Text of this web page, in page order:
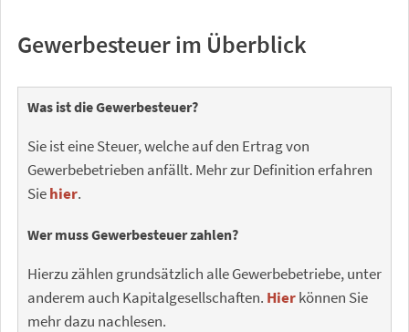
Gewerbesteuer im Überblick
Was ist die Gewerbesteuer?
Sie ist eine Steuer, welche auf den Ertrag von
Gewerbebetrieben anfällt. Mehr zur Definition erfahren
Siehier.
Wer muss Gewerbesteuer zahlen?
Hierzu zählen grundsätzlich alle Gewerbebetriebe, unter
anderem auch Kapitalgesellschaften. Hierkönnen Sie
mehr dazu nachlesen.